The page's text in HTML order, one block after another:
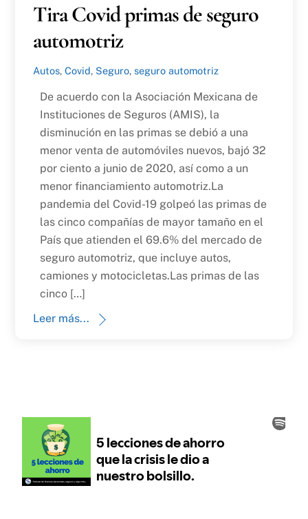
Tira Covid primas de seguro
automotriz
Autos, Covid, Seguro, seguro automotriz
De acuerdo con la Asociación Mexicana de
Instituciones de Seguros (AMIS), la
disminución en las primas se debió a una
menor venta de automóviles nuevos, bajó 32
por ciento a junio de 2020, así como a un
menor financiamiento automotriz.La
pandemia del Covid-19 golpeó las primas de
las cinco compañías de mayor tamaño en el
País que atienden el 69.6% del mercado de
seguro automotriz, que incluye autos,
camiones y motocicletas.Las primas de las
cinco […]
Leer más...